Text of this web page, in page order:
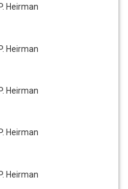
Heirman
Heirman
Heirman
Heirman
Heirman